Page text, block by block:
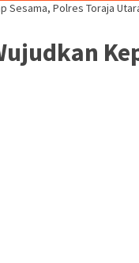
Sesama, Polres Toraja